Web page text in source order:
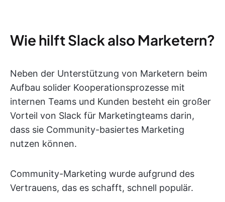
Wie hilft Slack also Marketern?
Neben der Unterstützung von Marketern beim
Aufbau solider Kooperationsprozesse mit
internen Teams und Kunden besteht ein großer
Vorteil von Slack für Marketingteams darin,
dass sie Community-basiertes Marketing
nutzen können.
Community-Marketing wurde aufgrund des
Vertrauens, das es schafft, schnell populär.